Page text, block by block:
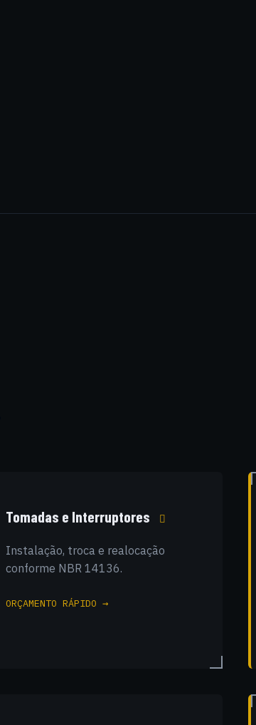
Tomadas e Interruptores
Instalação, troca e realocação
conforme NBR 14136.
ORÇAMENTO RÁPIDO →